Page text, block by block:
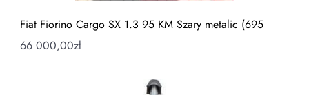
Fiat Fiorino Cargo SX 1.3 95 KM Szary metalic (695
66 000,00zł